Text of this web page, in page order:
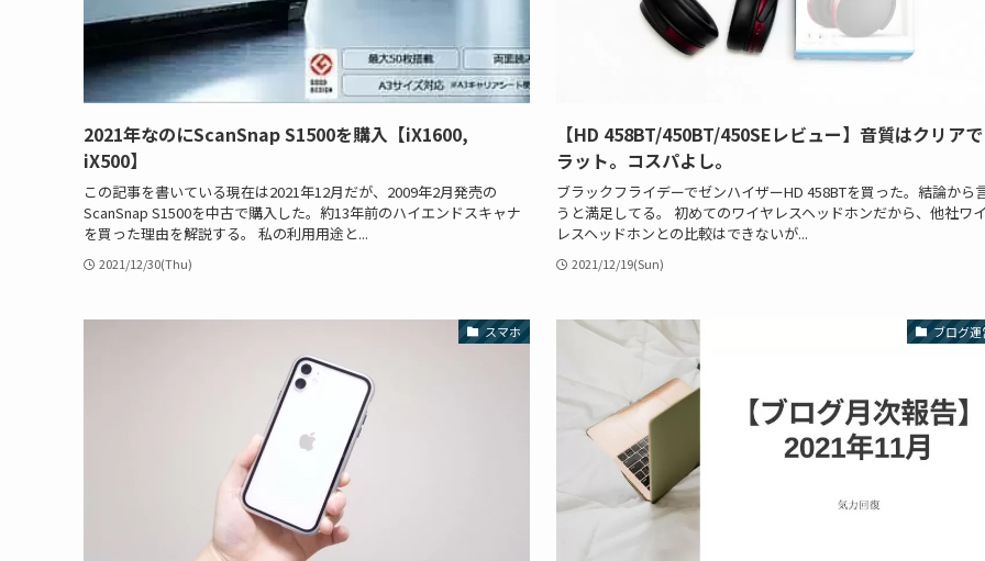
2021年なのにScanSnap S1500を購入【iX1600,
iX500】
この記事を書いている現在は2021年12月だが、2009年2月発売の
ScanSnap S1500を中古で購入した。約13年前のハイエンドスキャナ
を買った理由を解説する。 私の利用用途と...
2021/12/30(Thu)
【HD 458BT/450BT/450SEレビュー】音質はクリア
ラット。コスパよし。
ブラックフライデーでゼンハイザーHD 458BTを買った。結論から
うと満足してる。 初めてのワイヤレスヘッドホンだから、他社ワ
レスヘッドホンとの比較はできないが...
2021/12/19(Sun)
スマホ ブログ運